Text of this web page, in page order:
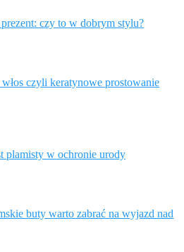
czy to w dobrym stylu?
włos czyli keratynowe prostowanie
plamisty w ochronie urody
buty warto zabrać na wyjazd nad